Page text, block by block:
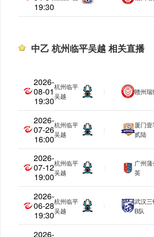
19:30
中乙 杭州临平吴越 相关直播
2026-
08-01
19:30
中乙
杭州临平
吴越
: 赣州瑞
2026-
07-26
16:00
中乙
杭州临平
吴越
:
厦门壹
贰陆
2026-
07-12
19:00
中乙
杭州临平
吴越
:
广州蒲
英
2026-
06-28
19:30
中乙
杭州临平
吴越
:
武汉三
B队
2026-